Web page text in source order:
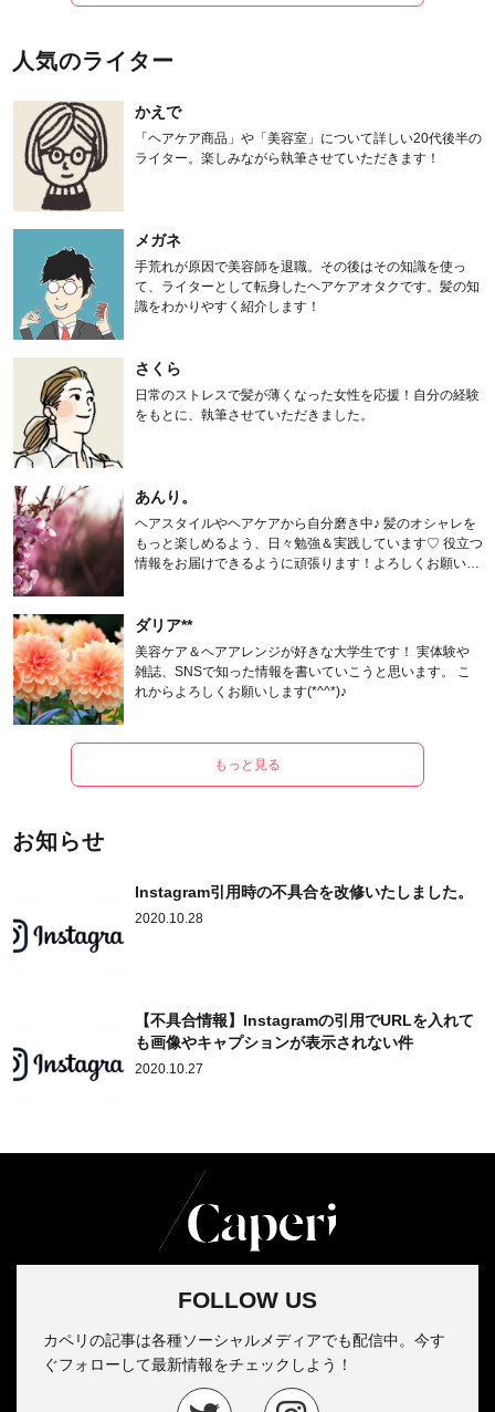
人気のライター
かえで
「ヘアケア商品」や「美容室」について詳しい20代後半の
ライター。楽しみながら執筆させていただきます！
メガネ
手荒れが原因で美容師を退職。その後はその知識を使っ
て、ライターとして転身したヘアケアオタクです。髪の知
識をわかりやすく紹介します！
さくら
日常のストレスで髪が薄くなった女性を応援！自分の経験
をもとに、執筆させていただきました。
あんり。
ヘアスタイルやヘアケアから自分磨き中♪ 髪のオシャレを
もっと楽しめるよう、日々勉強＆実践しています♡ 役立つ
情報をお届けできるように頑張ります！よろしくお願いし
ダリア**
美容ケア＆ヘアアレンジが好きな大学生です！ 実体験や
雑誌、SNSで知った情報を書いていこうと思います。 こ
れからよろしくお願いします(*^^*)♪
もっと見る
お知らせ
Instagram引用時の不具合を改修いたしました。
2020.10.28
【不具合情報】Instagramの引用でURLを入れて
も画像やキャプションが表示されない件
2020.10.27
FOLLOW US
カペリの記事は各種ソーシャルメディアでも配信中。今す
ぐフォローして最新情報をチェックしよう！